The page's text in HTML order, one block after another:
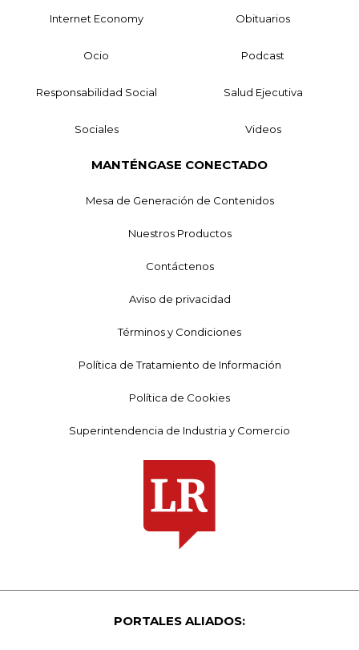
Internet Economy Obituarios
Ocio Podcast
Responsabilidad Social Salud Ejecutiva
Sociales Videos
MANTÉNGASE CONECTADO
Mesa de Generación de Contenidos
Nuestros Productos
Contáctenos
Aviso de privacidad
Términos y Condiciones
Política de Tratamiento de Información
Política de Cookies
Superintendencia de Industria y Comercio
PORTALES ALIADOS: